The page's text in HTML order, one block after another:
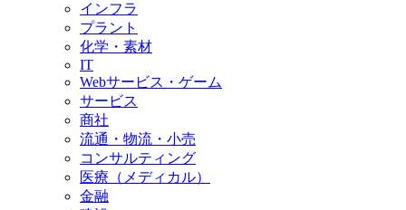
インフラ
プラント
化学・素材
IT
Webサービス・ゲーム
サービス
商社
流通・物流・小売
コンサルティング
医療（メディカル）
金融